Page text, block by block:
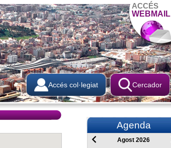
ACCÉS
WEBMAIL
Cercador
Accés col·legiat
Agenda
Agost 2026